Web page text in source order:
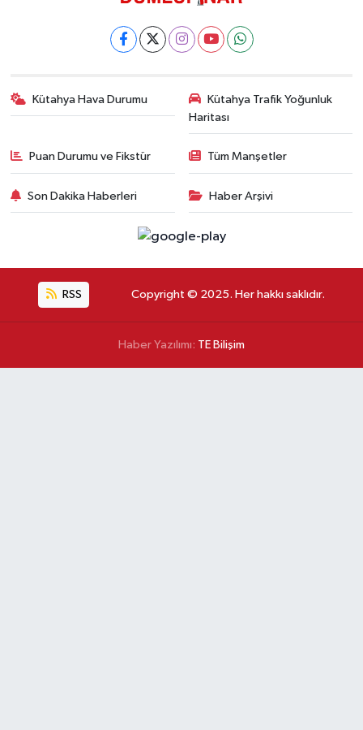
Kütahya Hava Durumu
Kütahya Trafik Yoğunluk
Haritası
Puan Durumu ve Fikstür Tüm Manşetler
Son Dakika Haberleri Haber Arşivi
RSS Copyright © 2025. Her hakkı saklıdır.
Haber Yazılımı: TE Bilişim